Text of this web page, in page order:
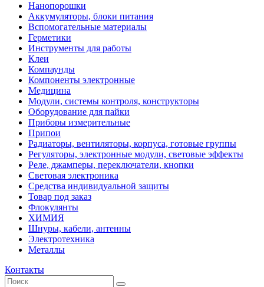
Нанопорошки
Аккумуляторы, блоки питания
Вспомогательные материалы
Герметики
Инструменты для работы
Клеи
Компаунды
Компоненты электронные
Медицина
Модули, системы контроля, конструкторы
Оборудование для пайки
Приборы измерительные
Припои
Радиаторы, вентиляторы, корпуса, готовые группы
Регуляторы, электронные модули, световые эффекты
Реле, джамперы, переключатели, кнопки
Световая электроника
Средства индивидуальной защиты
Товар под заказ
Флокулянты
ХИМИЯ
Шнуры, кабели, антенны
Электротехника
Металлы
Контакты